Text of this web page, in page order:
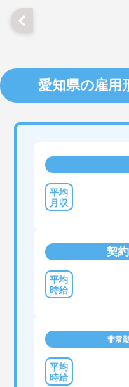
プの道筋が用意されて
るためポストも豊富に
ネジメント職への挑戦も
・年間休日114日、残業
明確にし、心身ともに充
・グループホーム一棟
常時2～4名のスタッフ
配置や夜間複数名体制が
ポートが可能です。施
ご自身の理想とする福祉
愛知県の雇用
契
非常